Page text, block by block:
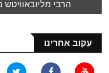
הרבי
עקוב אחרינו